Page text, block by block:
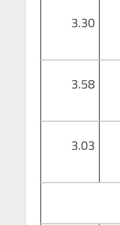
3.30
3.58
3.03